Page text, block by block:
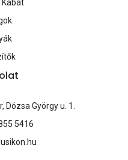
Kabát
György u. 1.
5416